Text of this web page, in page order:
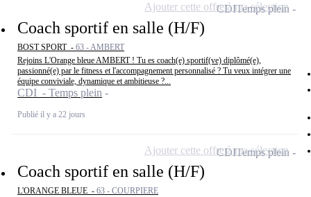
Coach sportif en salle (H/F)
BOST SPORT - 63 - AMBERT
Rejoins L'Orange bleue AMBERT ! Tu es coach(e) sportif(ve) diplômé(e),
passionné(e) par le fitness et l'accompagnement personnalisé ? Tu veux intégrer une
équipe conviviale, dynamique et ambitieuse ?...
CDI - Temps plein
Publié il y a 22 jours
CDITemps plein
Ajouter cette offre à ma sélection
Coach sportif en salle (H/F)
L'ORANGE BLEUE - 63 - COURPIERE
CDITemps plein
Ajouter cette offre à ma sélection